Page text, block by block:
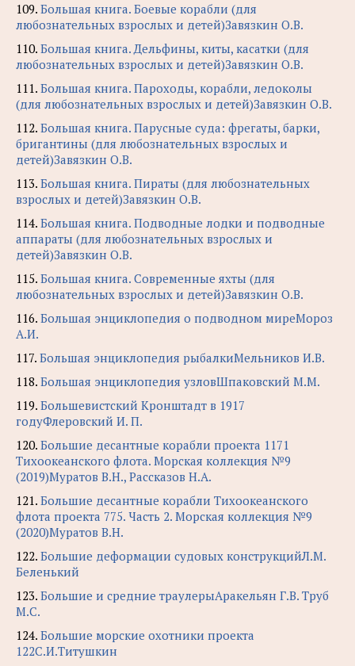
109. Большая книга. Боевые корабли (для
любознательных взрослых и детей)Завязкин О.В.
110. Большая книга. Дельфины, киты, касатки (для
любознательных взрослых и детей)Завязкин О.В.
111. Большая книга. Пароходы, корабли, ледоколы
(для любознательных взрослых и детей)Завязкин О.В.
112. Большая книга. Парусные суда: фрегаты, барки,
бригантины (для любознательных взрослых и
детей)Завязкин О.В.
113. Большая книга. Пираты (для любознательных
взрослых и детей)Завязкин О.В.
114. Большая книга. Подводные лодки и подводные
аппараты (для любознательных взрослых и
детей)Завязкин О.В.
115. Большая книга. Современные яхты (для
любознательных взрослых и детей)Завязкин О.В.
116. Большая энциклопедия о подводном миреМороз
А.И.
117. Большая энциклопедия рыбалкиМельников И.В.
118. Большая энциклопедия узловШпаковский М.М.
119. Большевистский Кронштадт в 1917
годуФлеровский И. П.
120. Большие десантные корабли проекта 1171
Тихоокеанского флота. Морская коллекция №9
(2019)Муратов В.Н., Рассказов Н.А.
121. Большие десантные корабли Тихоокеанского
флота проекта 775. Часть 2. Морская коллекция №9
(2020)Муратов В.Н.
122. Большие деформации судовых конструкцийЛ.М.
Беленький
123. Большие и средние траулерыАракельян Г.В. Труб
М.С.
124. Большие морские охотники проекта
122С.И.Титушкин